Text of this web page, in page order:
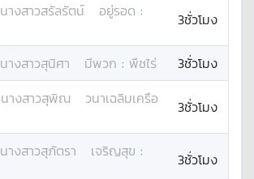
นางสาวสรัลรัตน์ อยู่รอด :
3ชั่วโมง
นางสาวสุนิศา มีพวก : พืชไร่
3ชั่วโมง
นางสาวสุพิณ
วนาเฉลิมเครือ
3ชั่วโมง
นางสาวสุภัตรา เจริญสุข :
3ชั่วโมง